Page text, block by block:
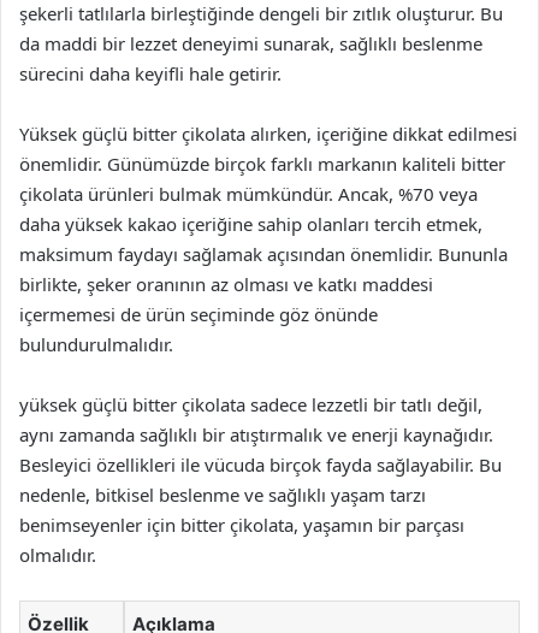
şekerli tatlılarla birleştiğinde dengeli bir zıtlık oluşturur. Bu
da maddi bir lezzet deneyimi sunarak, sağlıklı beslenme
sürecini daha keyifli hale getirir.
Yüksek güçlü bitter çikolata alırken, içeriğine dikkat edilmesi
önemlidir. Günümüzde birçok farklı markanın kaliteli bitter
çikolata ürünleri bulmak mümkündür. Ancak, %70 veya
daha yüksek kakao içeriğine sahip olanları tercih etmek,
maksimum faydayı sağlamak açısından önemlidir. Bununla
birlikte, şeker oranının az olması ve katkı maddesi
içermemesi de ürün seçiminde göz önünde
bulundurulmalıdır.
yüksek güçlü bitter çikolata sadece lezzetli bir tatlı değil,
aynı zamanda sağlıklı bir atıştırmalık ve enerji kaynağıdır.
Besleyici özellikleri ile vücuda birçok fayda sağlayabilir. Bu
nedenle, bitkisel beslenme ve sağlıklı yaşam tarzı
benimseyenler için bitter çikolata, yaşamın bir parçası
olmalıdır.
Özellik Açıklama